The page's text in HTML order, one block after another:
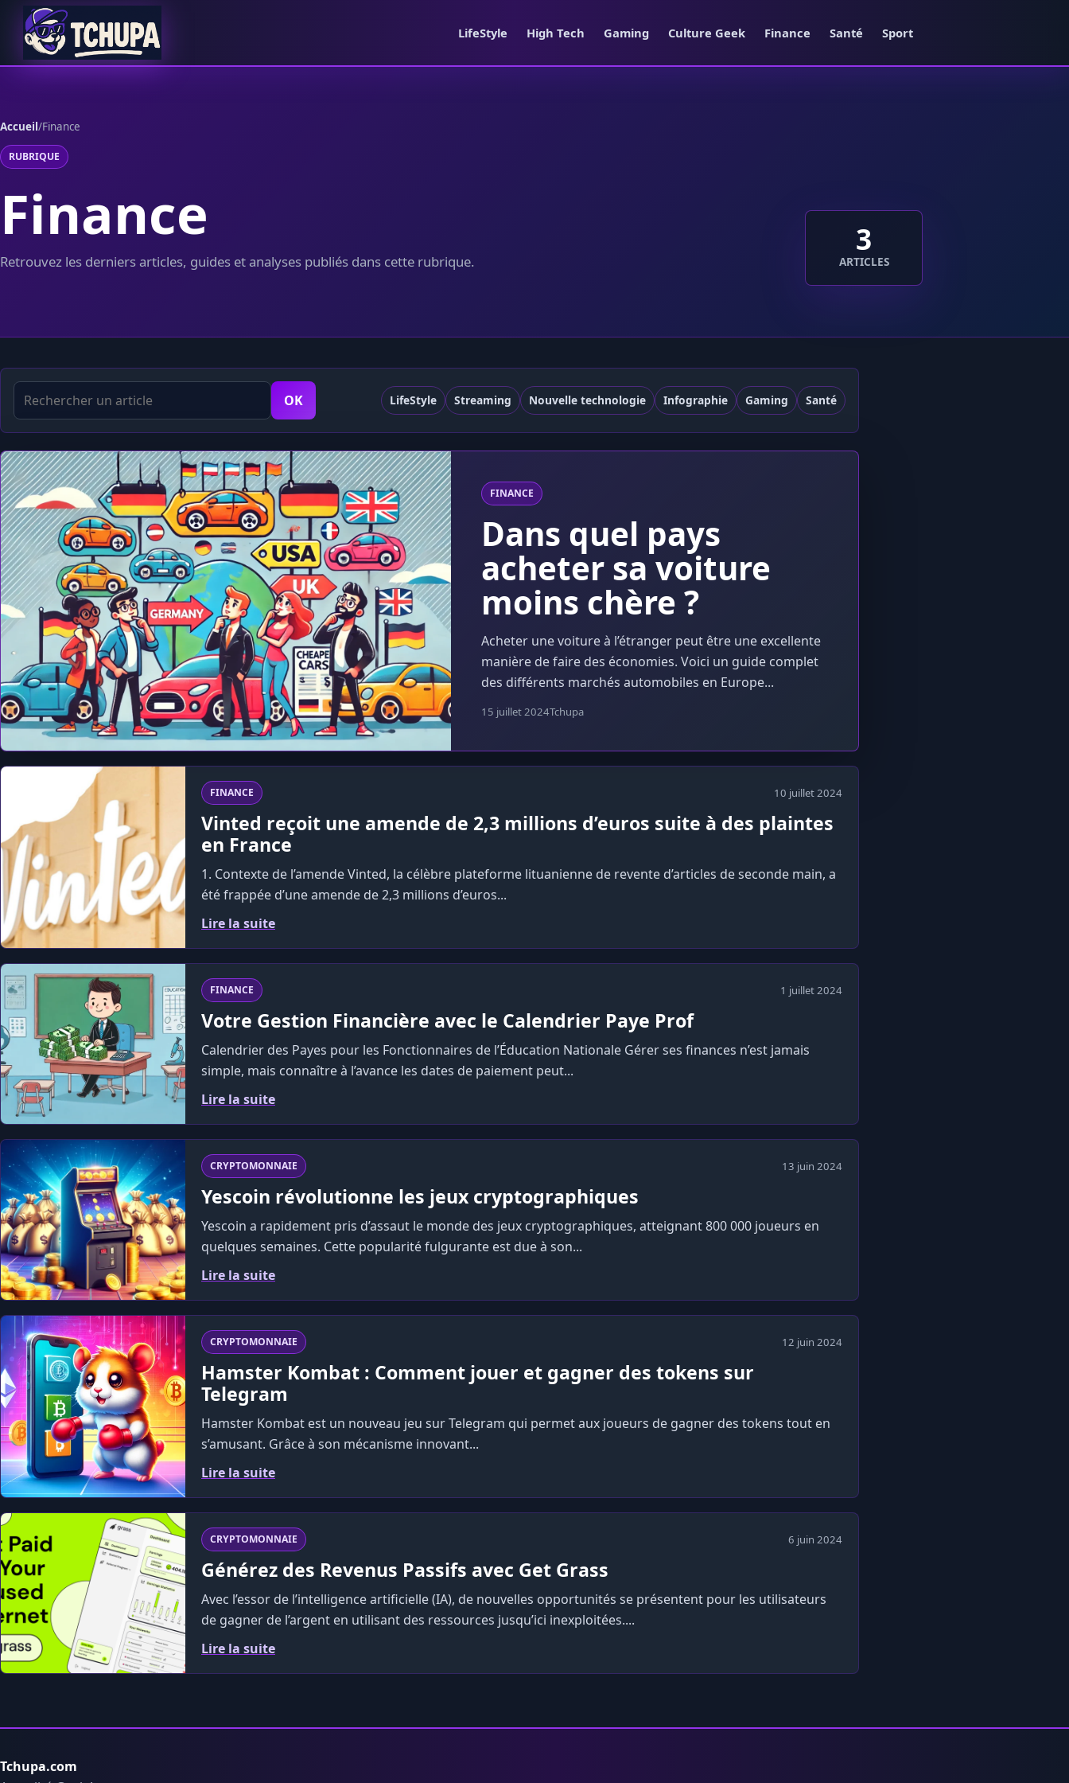
Aller au contenu
LifeStyle High Tech Gaming Culture Geek Finance Santé Sport
Accueil/Finance
RUBRIQUE
Finance
Retrouvez les derniers articles, guides et analyses publiés dans cette rubrique.
3
ARTICLES
Rechercher
OK LifeStyle Streaming Nouvelle technologie Infographie Gaming Santé
FINANCE
Dans quel pays
acheter sa voiture
moins chère ?
Acheter une voiture à l’étranger peut être une excellente
manière de faire des économies. Voici un guide complet
des différents marchés automobiles en Europe...
15 juillet 2024Tchupa
FINANCE 10 juillet 2024
Vinted reçoit une amende de 2,3 millions d’euros suite à des plaintes
en France
1. Contexte de l’amende Vinted, la célèbre plateforme lituanienne de revente d’articles de seconde main, a
été frappée d’une amende de 2,3 millions d’euros...
Lire la suite
FINANCE 1 juillet 2024
Votre Gestion Financière avec le Calendrier Paye Prof
Calendrier des Payes pour les Fonctionnaires de l’Éducation Nationale Gérer ses finances n’est jamais
simple, mais connaître à l’avance les dates de paiement peut...
Lire la suite
CRYPTOMONNAIE 13 juin 2024
Yescoin révolutionne les jeux cryptographiques
Yescoin a rapidement pris d’assaut le monde des jeux cryptographiques, atteignant 800 000 joueurs en
quelques semaines. Cette popularité fulgurante est due à son...
Lire la suite
CRYPTOMONNAIE 12 juin 2024
Hamster Kombat : Comment jouer et gagner des tokens sur
Telegram
Hamster Kombat est un nouveau jeu sur Telegram qui permet aux joueurs de gagner des tokens tout en
s’amusant. Grâce à son mécanisme innovant...
Lire la suite
CRYPTOMONNAIE 6 juin 2024
Générez des Revenus Passifs avec Get Grass
Avec l’essor de l’intelligence artificielle (IA), de nouvelles opportunités se présentent pour les utilisateurs
de gagner de l’argent en utilisant des ressources jusqu’ici inexploitées....
Lire la suite
Tchupa.com